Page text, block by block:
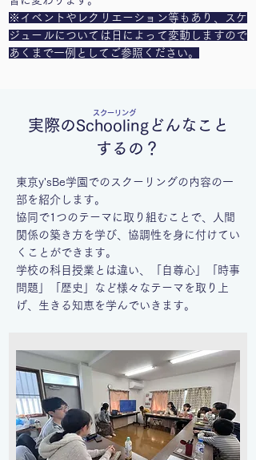
※イベントやレクリエーション等もあり、スケ
ジュールについては日によって変動しますので
あくまで一例としてご参照ください。
スクーリング
実際のSchoolingどんなこと
するの？
東京y'sBe学園でのスクーリングの内容の一
部を紹介します。
協同で1つのテーマに取り組むことで、人間
関係の築き方を学び、協調性を身に付けてい
くことができます。
学校の科目授業とは違い、「自尊心」「時事
問題」「歴史」など様々なテーマを取り上
げ、生きる知恵を学んでいきます。